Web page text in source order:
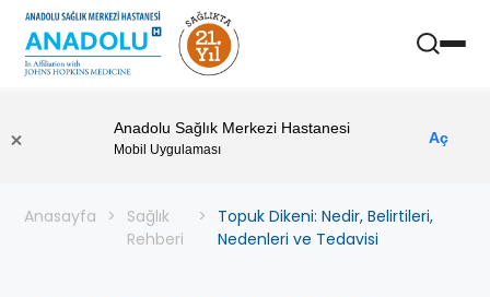
Anadolu Sağlık Merkezi Hastanesi
Mobil Uygulaması
Aç
Anasayfa
Sağlık
Rehberi
Topuk Dikeni: Nedir, Belirtileri,
Nedenleri ve Tedavisi